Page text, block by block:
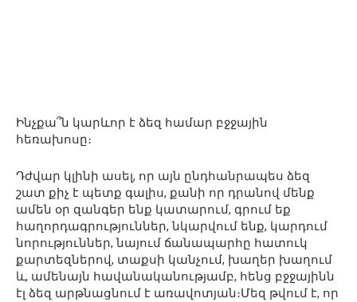
Ինչքա՞ն կարևոր է ձեզ համար բջջային
հեռախոսը։
Դժվար կլինի ասել, որ այն ընդհանրապես ձեզ
շատ քիչ է պետք գալիս, քանի որ դրանով մենք
ամեն օր զանգեր ենք կատարում, գրում եք
հաղորդագրություններ, նկարվում ենք, կարդում
նորություններ, նայում ճանապարհը հատուկ
քարտեզներով, տաքսի կանչում, խաղեր խաղում
և, ամենայն հավանականությամբ, հենց բջջայինն
էլ ձեզ արթնացնում է առավոտյան։Մեզ թվում է, որ